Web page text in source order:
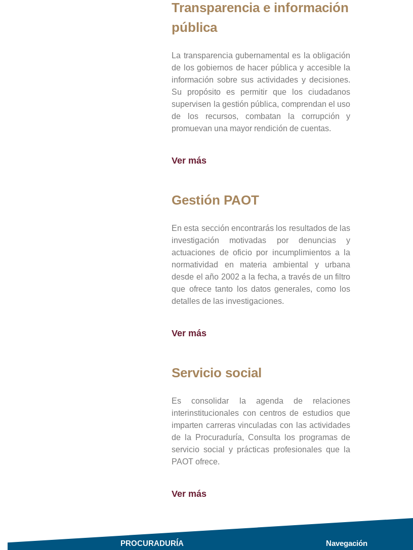
Transparencia e información
pública
La transparencia gubernamental es la obligación
de los gobiernos de hacer pública y accesible la
información sobre sus actividades y decisiones.
Su propósito es permitir que los ciudadanos
supervisen la gestión pública, comprendan el uso
de los recursos, combatan la corrupción y
promuevan una mayor rendición de cuentas.
Ver más
Gestión PAOT
En esta sección encontrarás los resultados de las
investigación motivadas por denuncias y
actuaciones de oficio por incumplimientos a la
normatividad en materia ambiental y urbana
desde el año 2002 a la fecha, a través de un filtro
que ofrece tanto los datos generales, como los
detalles de las investigaciones.
Ver más
Servicio social
Es consolidar la agenda de relaciones
interinstitucionales con centros de estudios que
imparten carreras vinculadas con las actividades
de la Procuraduría, Consulta los programas de
servicio social y prácticas profesionales que la
PAOT ofrece.
Ver más
PROCURADURÍA Navegación